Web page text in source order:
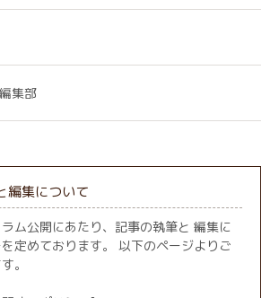
集部
編集について
ム公開にあたり、記事の執筆と 編集に
定めております。 以下のページよりご
。